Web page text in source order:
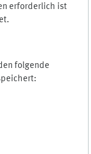
erforderlich ist
folgende